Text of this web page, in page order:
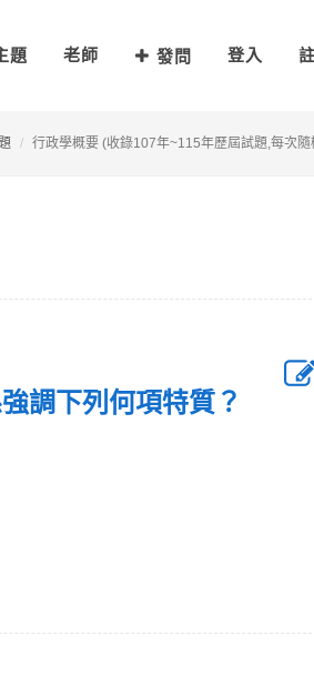
題 老師 發問 登入
行政學概要 (收錄107年~115年歷屆試題,每次
調下列何項特質？